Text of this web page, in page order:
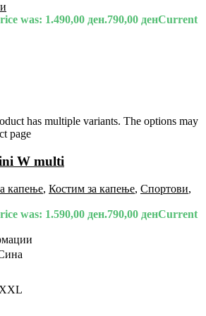
was: 1.490,00 ден.790,00 денCurrent
has multiple variants. The options may
page
W multi
капење, Костим за капење, Спортови,
was: 1.590,00 ден.790,00 денCurrent
XXL